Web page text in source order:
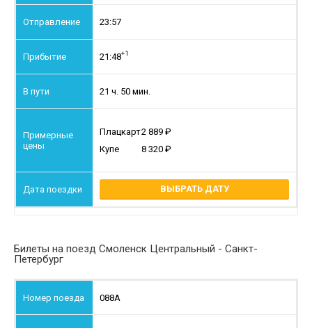
23:57
21:48+1
21 ч. 50 мин.
Плацкарт2 889
Купе
8 320
ВЫБРАТЬ ДАТУ
Билеты на поезд Смоленск Центральный - Санкт-
Петербург
088А